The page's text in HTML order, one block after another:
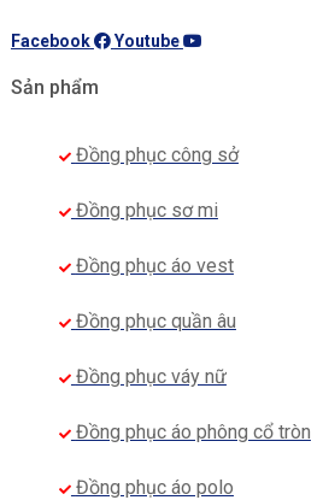
Facebook Youtube
Sản phẩm
Đồng phục công sở
Đồng phục sơ mi
Đồng phục áo vest
Đồng phục quần âu
Đồng phục váy nữ
Đồng phục áo phông cổ tròn
Đồng phục áo polo